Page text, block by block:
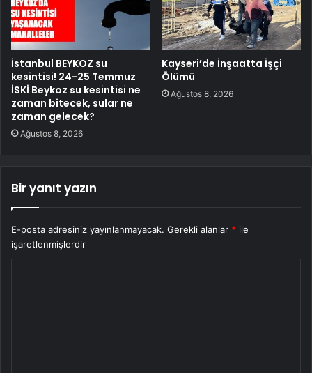
İstanbul BEYKOZ su
kesintisi! 24-25 Temmuz
İSKİ Beykoz su kesintisi ne
zaman bitecek, sular ne
zaman gelecek?
Ağustos 8, 2026
Kayseri’de İnşaatta İşçi
Ölümü
Ağustos 8, 2026
Bir yanıt yazın
E-posta adresiniz yayınlanmayacak. Gerekli alanlar * ile
işaretlenmişlerdir